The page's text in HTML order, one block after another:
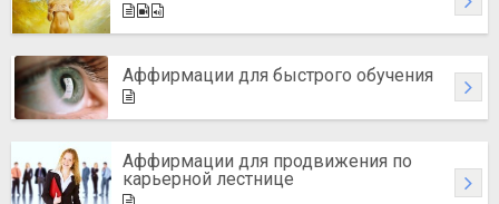
Аффирмации для быстрого обучения
Аффирмации для продвижения по
карьерной лестнице